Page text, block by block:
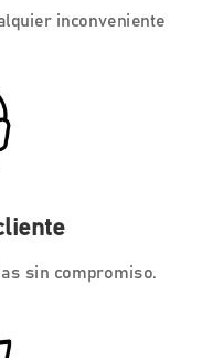
inconveniente
sin compromiso.